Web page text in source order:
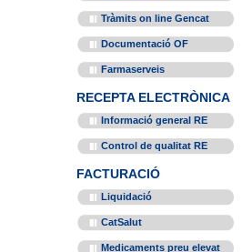
Tràmits on line Gencat
Documentació OF
Farmaserveis
RECEPTA ELECTRÒNICA
Informació general RE
Control de qualitat RE
FACTURACIÓ
Liquidació
CatSalut
Medicaments preu elevat